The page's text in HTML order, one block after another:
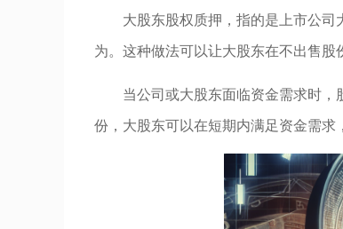
大股东股权质押，指的是上市公
为。这种做法可以让大股东在不出售股
当公司或大股东面临资金需求时
份，大股东可以在短期内满足资金需求